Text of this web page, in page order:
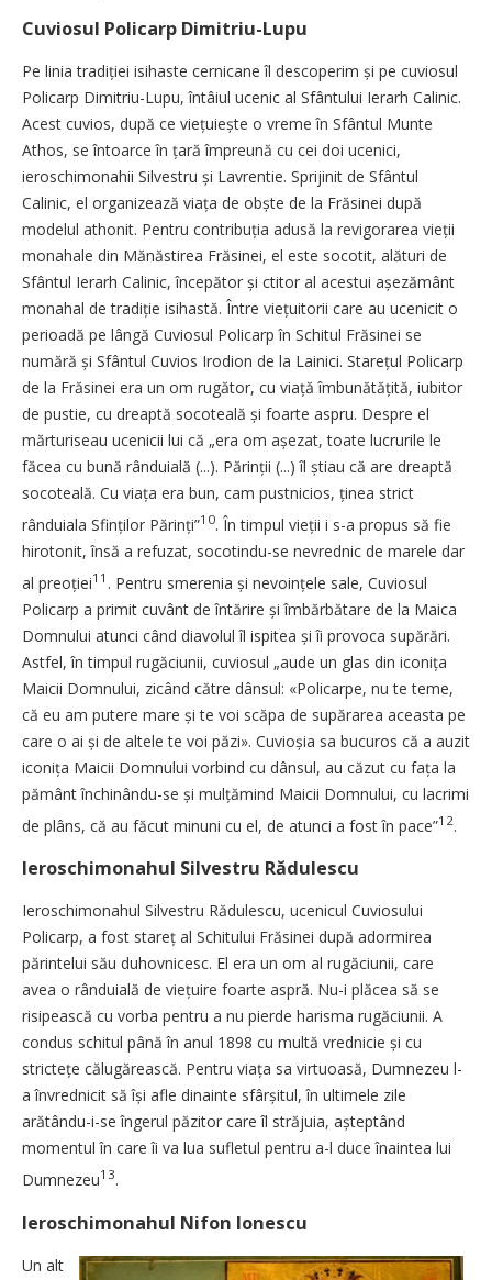
Cuviosul Policarp Dimitriu-Lupu
Pe linia tradiției isihaste cernicane îl descoperim și pe cuviosul
Policarp Dimitriu-Lupu, întâiul ucenic al Sfântului Ierarh Calinic.
Acest cuvios, după ce viețuiește o vreme în Sfântul Munte
Athos, se întoarce în țară împreună cu cei doi ucenici,
ieroschimonahii Silvestru și Lavrentie. Sprijinit de Sfântul
Calinic, el organizează viața de obște de la Frăsinei după
modelul athonit. Pentru contribuția adusă la revigorarea vieții
monahale din Mănăstirea Frăsinei, el este socotit, alături de
Sfântul Ierarh Calinic, începător și ctitor al acestui ­așe­zământ
monahal de tradiție ­isihastă. Între viețuitorii care au ucenicit o
perioadă pe lângă Cuviosul Policarp în Schitul Frăsinei se
numără și Sfântul Cuvios Irodion de la Lainici. Starețul Policarp
de la Frăsinei era un om rugător, cu via­ță îmbunătățită, iubitor
de pustie, cu dreaptă socoteală și foarte aspru. Despre el
mărturiseau ucenicii lui că „era om așezat, toate lucrurile le
făcea cu bună rânduială (...). Pă­rinții (...) îl știau că are dreap­­tă
socoteală. Cu viața era bun, cam pustnicios, ținea strict
rânduiala Sfinților Părinți”10. În timpul vieții i s-a propus să fie
hirotonit, însă a refuzat, socotindu-se nevrednic de marele dar
al preo­ției11 . Pentru smerenia și nevoin­țele sale, Cuviosul
Policarp a primit cuvânt de întărire și îmbărbătare de la Maica
Domnului atunci când diavolul îl ispitea și îi provoca supărări.
Astfel, în timpul rugăciunii, cuviosul „aude un glas din iconița
Maicii Domnului, zicând către dânsul: «Policarpe, nu te teme,
că eu am putere mare și te voi scăpa de supărarea aceasta pe
care o ai și de altele te voi păzi». Cuvioșia sa bucuros că a auzit
iconița Maicii Domnului vorbind cu dânsul, au căzut cu fața la
pământ închinân­du-se și mulțămind Maicii Domnului, cu lacrimi
de plâns, că au făcut minuni cu el, de atunci a fost în pace”12.
Ieroschimonahul Silvestru Rădulescu
Ieroschimonahul Silvestru Rădulescu, ucenicul Cuviosului
Policarp, a fost stareț al Schitului Fră­­si­nei după adormirea
părintelui său duhovnicesc. El era un om al rugăciunii, care
avea o rânduială de vie­­­­­țu­­ire foarte aspră. Nu-i plăcea să se
risipească cu vorba pentru a nu pierde harisma rugăciunii. A
condus schitul până în anul 1898 cu multă vrednicie și cu
strictețe călugărească. Pentru viața sa virtuoasă, Dumnezeu l-
a învrednicit să își afle dinainte sfârșitul, în ultimele zile
arătându-i-se îngerul păzitor care îl străjuia, așteptând
momentul în care îi va lua sufletul pentru a-l duce înaintea lui
Dumnezeu13.
Ieroschimonahul Nifon Ionescu
Un alt